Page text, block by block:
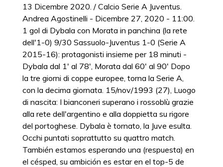
13 Dicembre 2020. / Calcio Serie A Juventus.
Andrea Agostinelli - Dicembre 27, 2020 - 11:00.
1 gol di Dybala con Morata in panchina (la rete
dell'1-0) 9/30 Sassuolo-Juventus 1-0 (Serie A
2015-16): protagonisti insieme per 18 minuti -
Dybala dal 1' al 78', Morata dal 60' al 90' Dopo
la tre giorni di coppe europee, torna la Serie A,
con la decima giornata. 15/nov/1993 (27), Luogo
di nascita: I bianconeri superano i rossoblù grazie
alla rete dell'argentino e alla doppietta su rigore
del portoghese. Dybala è tornato, la Juve esulta.
Occhi puntati soprattutto su quattro match.
También estamos esperando una (respuesta) en
el césped, su ambición es estar en el top-5 de